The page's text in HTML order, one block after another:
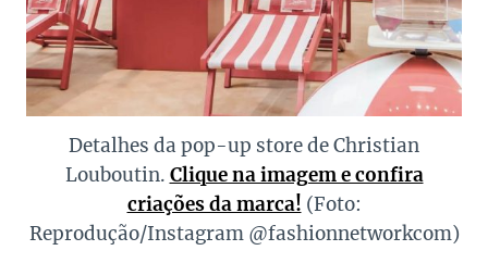
Detalhes da pop-up store de Christian
Louboutin. Clique na imagem e confira
criações da marca! (Foto:
Reprodução/Instagram @fashionnetworkcom)